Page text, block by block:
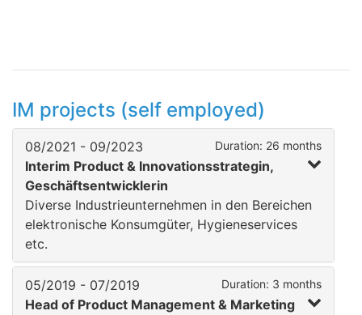
IM projects (self employed)
08/2021 - 09/2023 Duration: 26 months
Interim Product & Innovationsstrategin,
Geschäftsentwicklerin
Diverse Industrieunternehmen in den Bereichen
elektronische Konsumgüter, Hygieneservices
etc.
05/2019 - 07/2019 Duration: 3 months
Head of Product Management & Marketing